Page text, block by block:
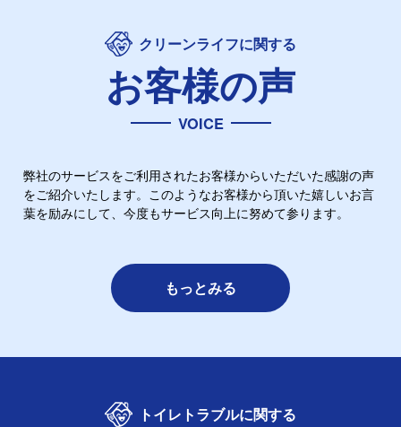
クリーンライフに関する
お客様の声
VOICE
弊社のサービスをご利用されたお客様からいただいた感謝の声
をご紹介いたします。このようなお客様から頂いた嬉しいお言
葉を励みにして、今度もサービス向上に努めて参ります。
もっとみる
トイレトラブルに関する